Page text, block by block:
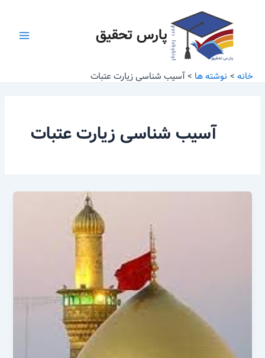
پارس تحقیق
خانه نوشته ها آسیب شناسی زیارت عتبات
آسیب شناسی زیارت عتبات